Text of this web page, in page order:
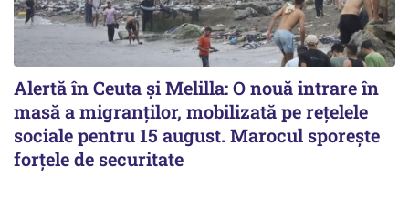
Alertă în Ceuta și Melilla: O nouă intrare în
masă a migranților, mobilizată pe rețelele
sociale pentru 15 august. Marocul sporește
forțele de securitate